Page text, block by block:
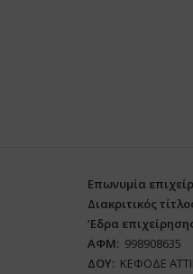
Επωνυμία
Διακριτικός
‘Eδρα
ΑΦΜ: 998908635
ΔΟΥ: ΚΕΦΟΔΕ